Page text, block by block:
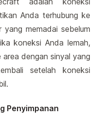
Anda terhubung ke
memadai sebelum
koneksi Anda lemah,
dengan sinyal yang
setelah koneksi
Penyimpanan